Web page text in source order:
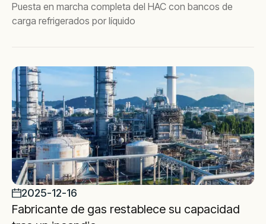
Puesta en marcha completa del HAC con bancos de
carga refrigerados por líquido
2025-12-16
Fabricante de gas restablece su capacidad